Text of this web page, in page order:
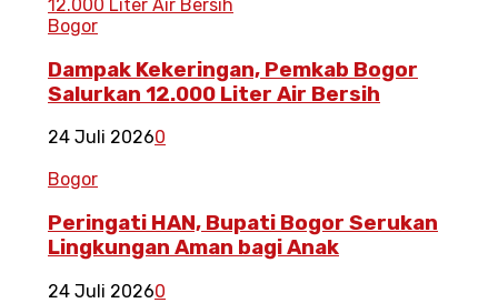
Bogor
Dampak Kekeringan, Pemkab Bogor
Salurkan 12.000 Liter Air Bersih
24 Juli 20260
Bogor
Peringati HAN, Bupati Bogor Serukan
Lingkungan Aman bagi Anak
24 Juli 20260